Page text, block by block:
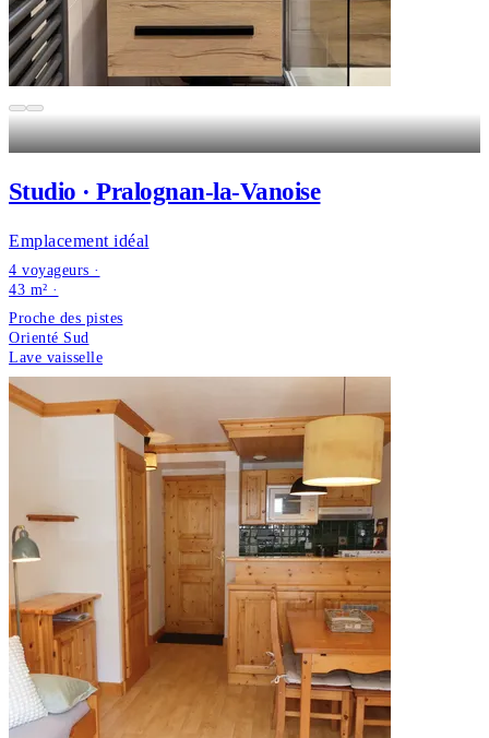
Studio · Pralognan-la-Vanoise
Emplacement idéal
4 voyageurs ·
43 m² ·
Proche des pistes
Orienté Sud
Lave vaisselle